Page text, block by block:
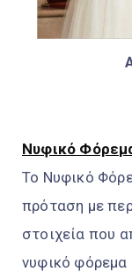
Νυφικό
Το Νυφικό
πρόταση με
στοιχεία που
νυφικό